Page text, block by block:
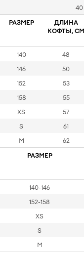
40
РАЗМЕР
ДЛИНА
КОФТЫ, СМ
140 48
146 50
152 53
158 55
XS 57
S 61
M 62
РАЗМЕР
140-146
152-158
XS
S
M